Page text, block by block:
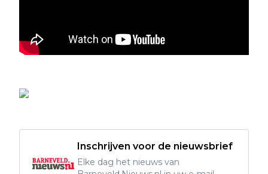
Inschrijven voor de nieuwsbrief
Elke dag het nieuws van